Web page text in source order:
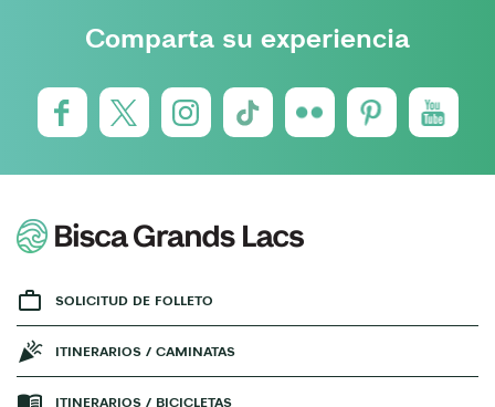
Comparta su experiencia
SOLICITUD DE FOLLETO
ITINERARIOS / CAMINATAS
ITINERARIOS / BICICLETAS